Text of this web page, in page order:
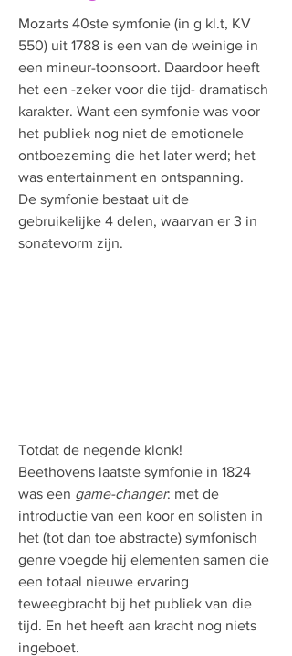
Mozarts 40ste symfonie (in g kl.t, KV
550) uit 1788 is een van de weinige in
een mineur-toonsoort. Daardoor heeft
het een -zeker voor die tijd- dramatisch
karakter. Want een symfonie was voor
het publiek nog niet de emotionele
ontboezeming die het later werd; het
was entertainment en ontspanning.
De symfonie bestaat uit de
gebruikelijke 4 delen, waarvan er 3 in
sonatevorm zijn.
Totdat de negende klonk!
Beethovens laatste symfonie in 1824
was een game-changer: met de
introductie van een koor en solisten in
het (tot dan toe abstracte) symfonisch
genre voegde hij elementen samen die
een totaal nieuwe ervaring
teweegbracht bij het publiek van die
tijd. En het heeft aan kracht nog niets
ingeboet.